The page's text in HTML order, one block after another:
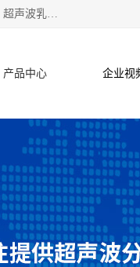
杭州振源超声设备有限公司主营产品：超声波分散机、超声波搅拌机、超声波均质机、超声波破碎机、超声波切割刀、超声波乳化机、超声波提取机、超声波振动棒等设备。秉承诚信经营、品质至上的服务宗旨，与多家企业建立了长期的合作关系。公司坚持以质量赢市场，以服务赢客户，始终以客户利益为中心。
产品中心 企业视